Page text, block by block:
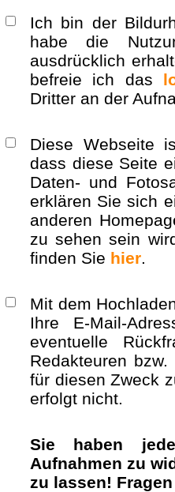
Ich bin der
habe die
ausdrücklich
befreie ich das
Dritter an der
Diese Webseite
dass diese Seite
Daten- und
erklären Sie sich
anderen
zu sehen sein
finden Sie hier.
Mit dem
Ihre E-Mail-
eventuelle
Redakteuren
für diesen Zweck
erfolgt nicht.
Sie haben
Aufnahmen zu
zu lassen!